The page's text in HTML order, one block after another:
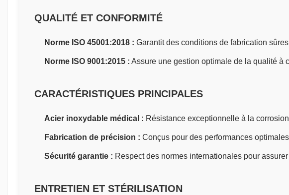
QUALITÉ ET CONFORMITÉ
Norme ISO 45001:2018 : Garantit des conditions de fabrication
Norme ISO 9001:2015 : Assure une gestion optimale de la qualité à
CARACTÉRISTIQUES PRINCIPALES
Acier inoxydable médical : Résistance exceptionnelle à la
Fabrication de précision : Conçus pour des performances
Sécurité garantie : Respect des normes internationales pour
ENTRETIEN ET STÉRILISATION